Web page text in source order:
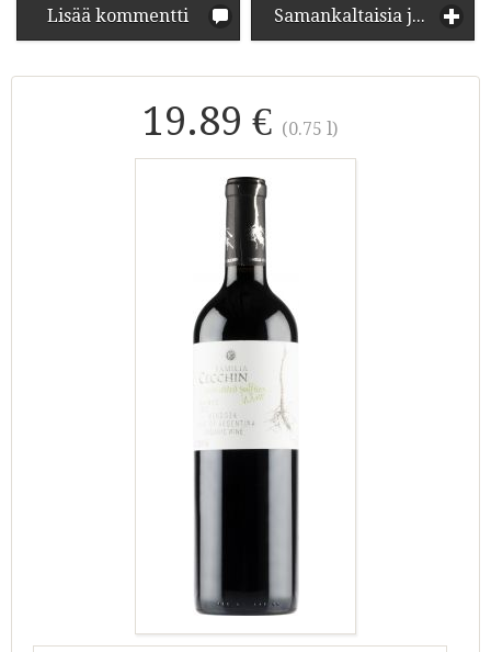
Lisää kommentti Samankaltaisia juomia
19.89 € (0.75 l)